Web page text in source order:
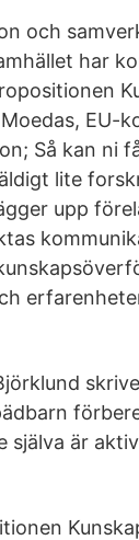
och
har
EU-
Så kan ni
lite
upp
är